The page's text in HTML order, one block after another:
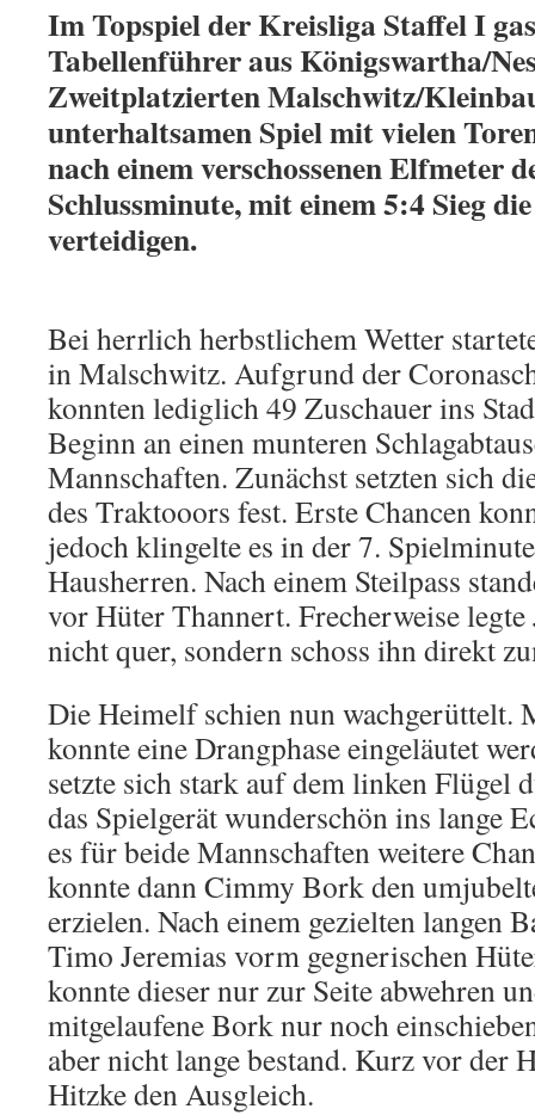
Im Topspiel der Kreisliga Staffel I
Tabellenführer aus Königswartha/
Zweitplatzierten Malschwitz/
unterhaltsamen Spiel mit vielen
nach einem verschossenen Elfmeter
Schlussminute, mit einem 5:4 Sieg
verteidigen.
Bei herrlich herbstlichem Wetter
in Malschwitz. Aufgrund der
konnten lediglich 49 Zuschauer ins
Beginn an einen munteren
Mannschaften. Zunächst setzten sich
des Traktooors fest. Erste Chancen
jedoch klingelte es in der 7.
Hausherren. Nach einem Steilpass
vor Hüter Thannert. Frecherweise
nicht quer, sondern schoss ihn direkt
Die Heimelf schien nun wachgerüttelt.
konnte eine Drangphase eingeläutet
setzte sich stark auf dem linken Flügel
das Spielgerät wunderschön ins lange
es für beide Mannschaften weitere
konnte dann Cimmy Bork den
erzielen. Nach einem gezielten langen
Timo Jeremias vorm gegnerischen
konnte dieser nur zur Seite abwehren
mitgelaufene Bork nur noch
aber nicht lange bestand. Kurz vor der
Hitzke den Ausgleich.